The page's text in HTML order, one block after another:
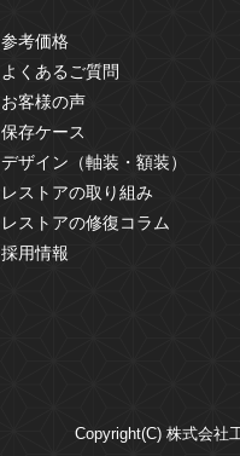
参考価格
よくあるご質問
お客様の声
保存ケース
デザイン（軸装・額装）
レストアの取り組み
レストアの修復コラム
採用情報
Copyright(C) 株式会社